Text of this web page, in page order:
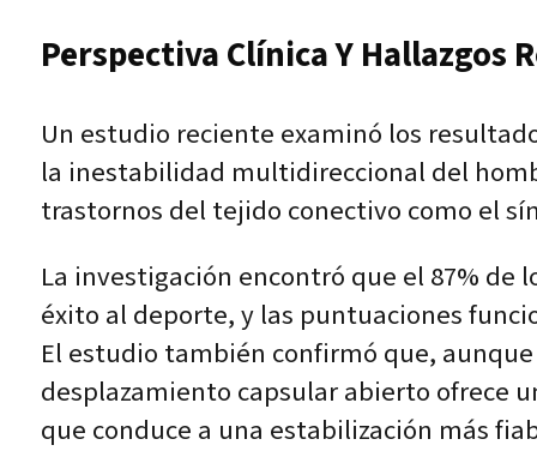
Perspectiva Clínica Y Hallazgos
Un estudio reciente examinó los
la inestabilidad multidireccional del
trastornos del tejido conectivo como el
La investigación encontró que el 87% de
éxito al deporte, y las puntuaciones
El estudio también confirmó que,
desplazamiento capsular abierto ofrece
que conduce a una estabilización más